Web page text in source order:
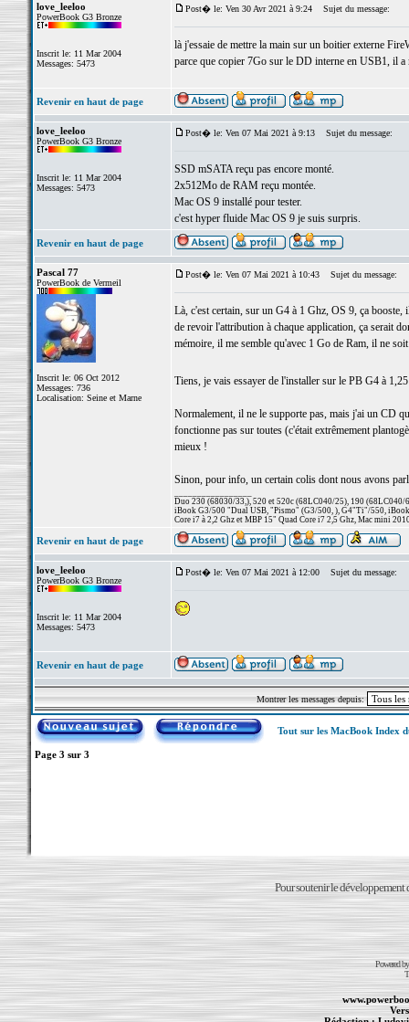
love_leeloo
PowerBook G3 Bronze
Inscrit le: 11 Mar 2004
Messages: 5473
Post� le: Ven 30 Avr 2021 à 9:24 Sujet du message:
là j'essaie de mettre la main sur un boitier externe
parce que copier 7Go sur le DD interne en USB1, il
Revenir en haut de page
love_leeloo
PowerBook G3 Bronze
Inscrit le: 11 Mar 2004
Messages: 5473
Post� le: Ven 07 Mai 2021 à 9:13 Sujet du message:
SSD mSATA reçu pas encore monté.
2x512Mo de RAM reçu montée.
Mac OS 9 installé pour tester.
c'est hyper fluide Mac OS 9 je suis surpris.
Revenir en haut de page
Pascal 77
PowerBook de Vermeil
Inscrit le: 06 Oct 2012
Messages: 736
Localisation: Seine et Marne
Post� le: Ven 07 Mai 2021 à 10:43 Sujet du message:
Là, c'est certain, sur un G4 à 1 Ghz, OS 9, ça
de revoir l'attribution à chaque application, ça serait
mémoire, il me semble qu'avec 1 Go de Ram, il ne
Tiens, je vais essayer de l'installer sur le PB G4 à
Normalement, il ne le supporte pas, mais j'ai un CD
fonctionne pas sur toutes (c'était extrêmement
mieux !
Sinon, pour info, un certain colis dont nous avons
Duo 230 (68030/33,), 520 et 520c (68LC040/25), 190 (68LC040/
iBook G3/500 "Dual USB, "Pismo" (G3/500, ), G4"Ti"/550,
Core i7 à 2,2 Ghz et MBP 15" Quad Core i7 2,5 Ghz, Mac mini
Revenir en haut de page
love_leeloo
PowerBook G3 Bronze
Inscrit le: 11 Mar 2004
Messages: 5473
Post� le: Ven 07 Mai 2021 à 12:00 Sujet du message:
Revenir en haut de page
Montrer les messages depuis:
Tout sur les MacBook Index
Page 3 sur 3
Pour soutenir le développement
Powered